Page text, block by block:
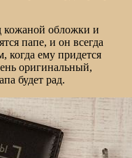
обложки и
папе, и он всегда
когда ему придется
оригинальный,
будет рад.